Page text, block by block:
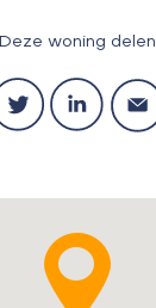
Deze woning delen